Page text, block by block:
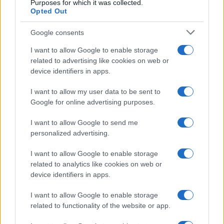
Purposes for which it was collected.
Opted Out
Google consents
I want to allow Google to enable storage
related to advertising like cookies on web or
device identifiers in apps.
I want to allow my user data to be sent to
Google for online advertising purposes.
I want to allow Google to send me
personalized advertising.
I want to allow Google to enable storage
related to analytics like cookies on web or
device identifiers in apps.
I want to allow Google to enable storage
related to functionality of the website or app.
egy fair igazságügyi rendszerre,
sajtószabadságra,
vallásszabadságra ahhoz, hogy a
területükön befektetések
történjenek”
– mondta Kushner.